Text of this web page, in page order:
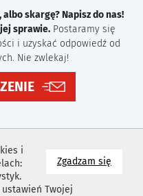
Zgadzam się
i
Twojej
skargę? Napisz do nas!
sprawie. Postaramy się
i uzyskać odpowiedź od
Nie zwlekaj!